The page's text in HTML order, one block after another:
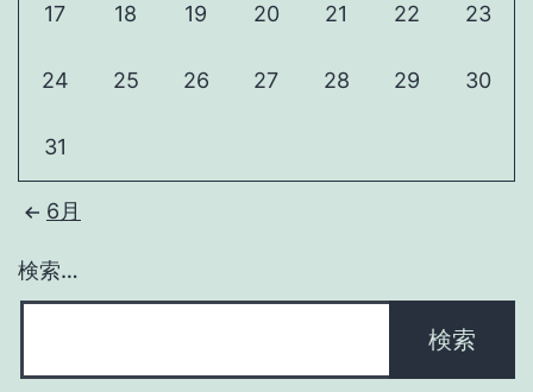
17 18 19 20 21 22 23
24 25 26 27 28 29 30
31
6月
検索…